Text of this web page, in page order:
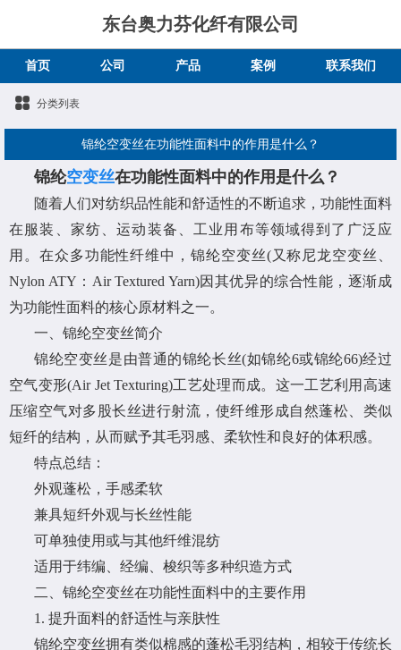
东台奥力芬化纤有限公司
首页 公司 产品 案例 联系我们
分类列表
锦纶空变丝在功能性面料中的作用是什么？
锦纶空变丝在功能性面料中的作用是什么？
随着人们对纺织品性能和舒适性的不断追求，功能性面料
在服装、家纺、运动装备、工业用布等领域得到了广泛应
用。在众多功能性纤维中，锦纶空变丝(又称尼龙空变丝、
Nylon ATY：Air Textured Yarn)因其优异的综合性能，逐渐成
为功能性面料的核心原材料之一。
一、锦纶空变丝简介
锦纶空变丝是由普通的锦纶长丝(如锦纶6或锦纶66)经过
空气变形(Air Jet Texturing)工艺处理而成。这一工艺利用高速
压缩空气对多股长丝进行射流，使纤维形成自然蓬松、类似
短纤的结构，从而赋予其毛羽感、柔软性和良好的体积感。
特点总结：
外观蓬松，手感柔软
兼具短纤外观与长丝性能
可单独使用或与其他纤维混纺
适用于纬编、经编、梭织等多种织造方式
二、锦纶空变丝在功能性面料中的主要作用
1. 提升面料的舒适性与亲肤性
锦纶空变丝拥有类似棉感的蓬松毛羽结构，相较于传统长